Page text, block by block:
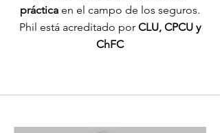
práctica en el campo de los seguros.
Phil está acreditado por CLU, CPCU y
ChFC